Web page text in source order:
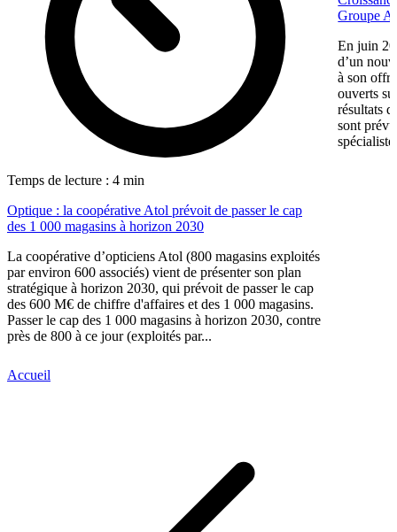
Temps de lecture : 4 min
Optique : la coopérative Atol prévoit de passer le cap
des 1 000 magasins à horizon 2030
La coopérative d’opticiens Atol (800 magasins exploités
par environ 600 associés) vient de présenter son plan
stratégique à horizon 2030, qui prévoit de passer le cap
des 600 M€ de chiffre d'affaires et des 1 000 magasins.
Passer le cap des 1 000 magasins à horizon 2030, contre
près de 800 à ce jour (exploités par...
Groupe
En juin
d’un
à son
ouverts
résultats
sont
Accueil